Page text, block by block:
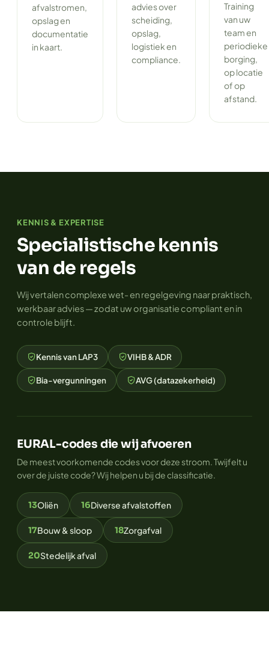
afvalstromen,
opslag en
documentatie
in kaart.
advies over
scheiding,
opslag,
logistiek en
compliance.
Training
van uw
team en
periodieke
borging,
op locatie
of op
afstand.
KENNIS & EXPERTISE
Specialistische kennis
van de regels
Wij vertalen complexe wet- en regelgeving naar praktisch,
werkbaar advies — zodat uw organisatie compliant en in
controle blijft.
Kennis van LAP3 VIHB & ADR
Bia-vergunningen AVG (datazekerheid)
EURAL-codes die wij afvoeren
De meest voorkomende codes voor deze stroom. Twijfelt u
over de juiste code? Wij helpen u bij de classificatie.
13Oliën 16Diverse afvalstoffen
17Bouw & sloop 18Zorgafval
20Stedelijk afval